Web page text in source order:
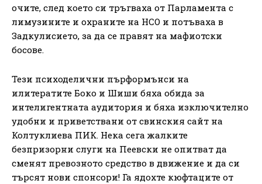
очите, след което си тръгваха от Парламента с
лимузините и охраните на НСО и потъваха в
Задкулисието, за да се правят на мафиотски
босове.
Тези психоделични пърформънси на
илитератите Боко и Шиши бяха обида за
интелигентната аудитория и бяха изключително
удобни и приветствани от свинския сайт на
Колтуклиева ПИК. Нека сега жалките
безпризорни слуги на Пеевски не опитват да
сменят превозното средство в движение и да си
търсят нови спонсори! Га ядохте кюфтаците от